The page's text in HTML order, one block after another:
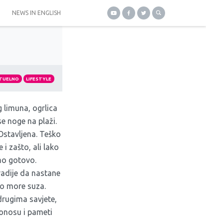
NEWS IN ENGLISH
LIFESTYLE
limuna, ogrlica
noge na plaži.
Teško
i zašto, ali lako
gotovo.
da nastane
more suza.
savjete,
i pameti